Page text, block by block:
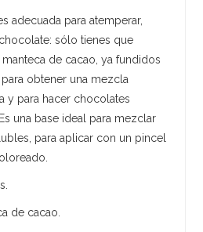
adecuada para atemperar,
sólo tienes que
de cacao, ya fundidos
obtener una mezcla
y para hacer chocolates
una base ideal para mezclar
para aplicar con un pincel
de cacao.